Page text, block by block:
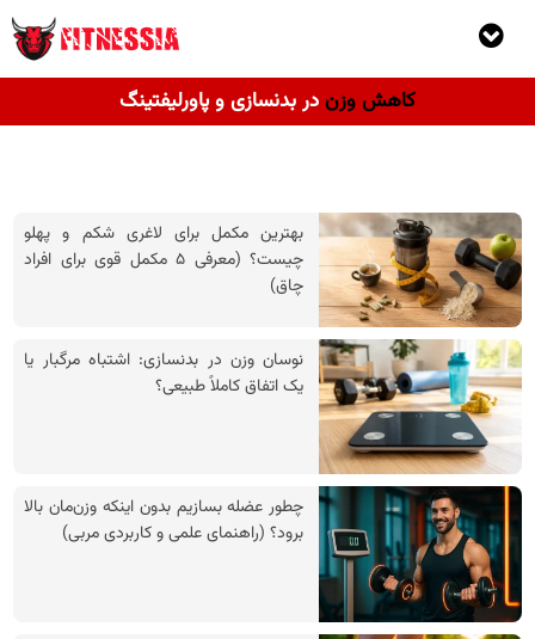
کاهش وزندر بدنسازی و پاورلیفتینگ
بهترین مکمل برای لاغری شکم و پهلو
چیست؟ (معرفی ۵ مکمل قوی برای افراد
چاق)
نوسان وزن در بدنسازی: اشتباه مرگبار یا
یک اتفاق کاملاً طبیعی؟
چطور عضله بسازیم بدون اینکه وزن‌مان بالا
برود؟ (راهنمای علمی و کاربردی مربی)